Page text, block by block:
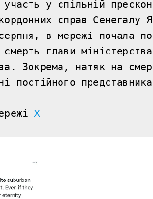
у спільній
справ Сенегалу
в мережі почала
глави
Зокрема, натяк на
постійного
Х